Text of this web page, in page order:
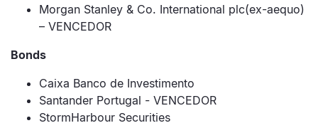
Morgan Stanley & Co. International plc(ex-aequo)
– VENCEDOR
Bonds
Caixa Banco de Investimento
Santander Portugal - VENCEDOR
StormHarbour Securities